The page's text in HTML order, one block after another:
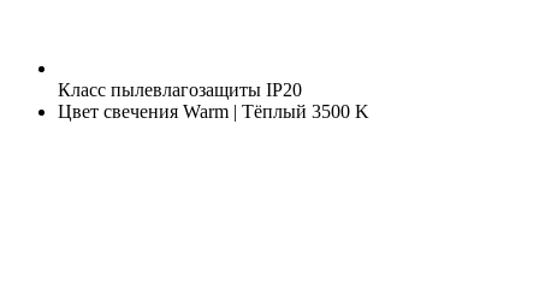
Класс пылевлагозащиты IP20
Цвет свечения Warm | Тёплый 3500 K